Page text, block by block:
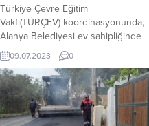
Türkiye Çevre Eğitim
Vakfı(TÜRÇEV) koordinasyonunda,
Alanya Belediyesi ev sahipliğinde
Antalya ili Alanya İlçesi Damlataş
Engelsiz Halk Plajı’ nda “Ulusal
Mavi Bayrak Ödül Töreni”
düzenlendi. T.C. Kültür ve Turizm
Bakanlığı’na bağlı beş yıldızlı
Yasmin Bodrum Resort Oteli de
09.07.2023 0